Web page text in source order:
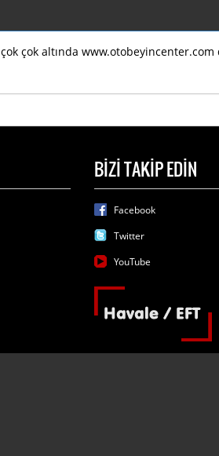
çok altında
BİZİ TAKİP EDİN
Facebook
Twitter
YouTube